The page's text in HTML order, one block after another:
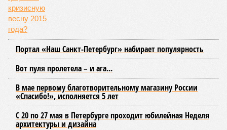
Портал «Наш Санкт-Петербург» набирает популярность
Вот пуля пролетела – и ага...
В мае первому благотворительному магазину России
«Спасибо!», исполняется 5 лет
С 20 по 27 мая в Петербурге проходит юбилейная Неделя
архитектуры и дизайна